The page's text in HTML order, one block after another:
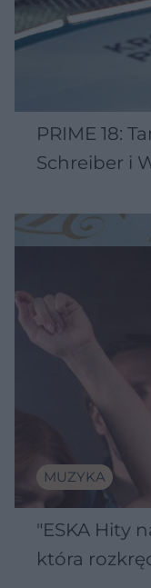
PRIME 18:
Schreiber i
MUZYKA
"ESKA Hity
która